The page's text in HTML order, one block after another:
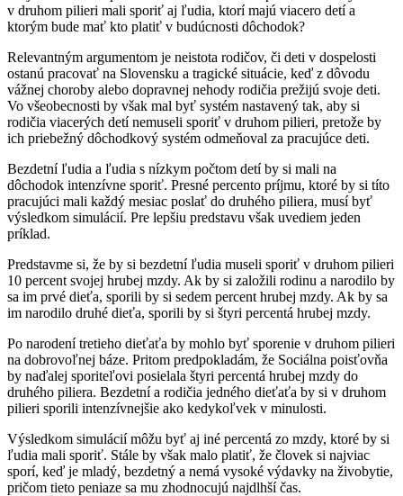
v druhom pilieri mali sporiť aj ľudia, ktorí majú viacero detí a
ktorým bude mať kto platiť v budúcnosti dôchodok?
Relevantným argumentom je neistota rodičov, či deti v dospelosti
ostanú pracovať na Slovensku a tragické situácie, keď z dôvodu
vážnej choroby alebo dopravnej nehody rodičia prežijú svoje deti.
Vo všeobecnosti by však mal byť systém nastavený tak, aby si
rodičia viacerých detí nemuseli sporiť v druhom pilieri, pretože by
ich priebežný dôchodkový systém odmeňoval za pracujúce deti.
Bezdetní ľudia a ľudia s nízkym počtom detí by si mali na
dôchodok intenzívne sporiť. Presné percento príjmu, ktoré by si títo
pracujúci mali každý mesiac poslať do druhého piliera, musí byť
výsledkom simulácií. Pre lepšiu predstavu však uvediem jeden
príklad.
Predstavme si, že by si bezdetní ľudia museli sporiť v druhom pilieri
10 percent svojej hrubej mzdy. Ak by si založili rodinu a narodilo by
sa im prvé dieťa, sporili by si sedem percent hrubej mzdy. Ak by sa
im narodilo druhé dieťa, sporili by si štyri percentá hrubej mzdy.
Po narodení tretieho dieťaťa by mohlo byť sporenie v druhom pilieri
na dobrovoľnej báze. Pritom predpokladám, že Sociálna poisťovňa
by naďalej sporiteľovi posielala štyri percentá hrubej mzdy do
druhého piliera. Bezdetní a rodičia jedného dieťaťa by si v druhom
pilieri sporili intenzívnejšie ako kedykoľvek v minulosti.
Výsledkom simulácií môžu byť aj iné percentá zo mzdy, ktoré by si
ľudia mali sporiť. Stále by však malo platiť, že človek si najviac
sporí, keď je mladý, bezdetný a nemá vysoké výdavky na živobytie,
pričom tieto peniaze sa mu zhodnocujú najdlhší čas.